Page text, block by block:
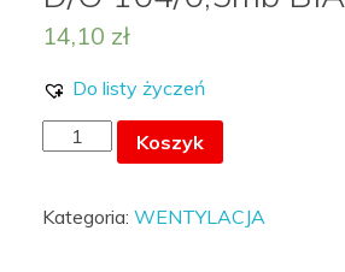
MOJE KONTO
LISTA ŻYCZEŃ –
14,10 zł
Do listy życzeń
ilość
DOSPEL
KANAŁ
Koszyk
Kategoria: WENTYLACJA